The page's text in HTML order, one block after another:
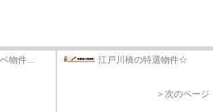
物件... 江戸川橋の特選物件☆
＞次のページ